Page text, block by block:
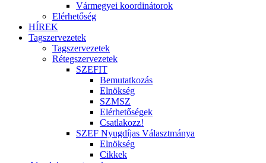
Vármegyei koordinátorok
Elérhetőség
HÍREK
Tagszervezetek
Tagszervezetek
Rétegszervezetek
SZEFIT
Bemutatkozás
Elnökség
SZMSZ
Elérhetőségek
Csatlakozz!
SZEF Nyugdíjas Választmánya
Elnökség
Cikkek